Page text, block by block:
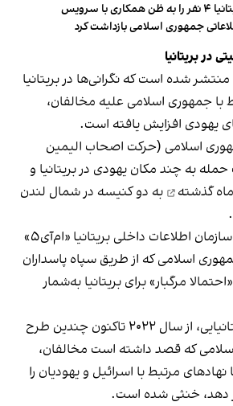
بریتانیا ۴ نفر را به ظن همکاری با سرویس
جمهوری اسلامی بازداشت کرد
در بریتانیا
شده است که نگرانی‌ها در بریتانیا
با جمهوری اسلامی علیه مخالفان،
یهودی افزایش یافته است.
اسلامی (حرکت اصحاب الیمین
به چند مکان یهودی در بریتانیا و
گذشته
به دو کنیسه در شمال لندن
کن مک‌کالوم، مدیرکل سازمان اطلاعات داخلی بریتانیا «ام‌آی۵»
اسلامی که از طریق سپاه پاسداران
مرگبار» برای بریتانیا به‌شمار
به گفته مقام‌های بریتانیایی، از سال ۲۰۲۲ تاکنون چندین طرح
که قصد داشته است مخالفان،
نهادهای مرتبط با اسرائیل و یهودیان را
دهد، خنثی شده است.